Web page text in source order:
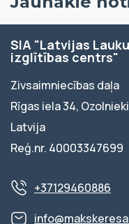
SIA "Latvijas
izglītības centrs"
Zivsaimniecības daļa
Rīgas iela 34,
Latvija
Reģ.nr. 40003347699
+37129460886